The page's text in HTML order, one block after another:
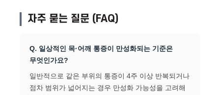
자주 묻는 질문 (FAQ)
Q. 일상적인 목·어깨 통증이 만성화되는 기준은
무엇인가요?
일반적으로 같은 부위의 통증이 4주 이상 반복되거나
점차 범위가 넓어지는 경우 만성화 가능성을 고려해